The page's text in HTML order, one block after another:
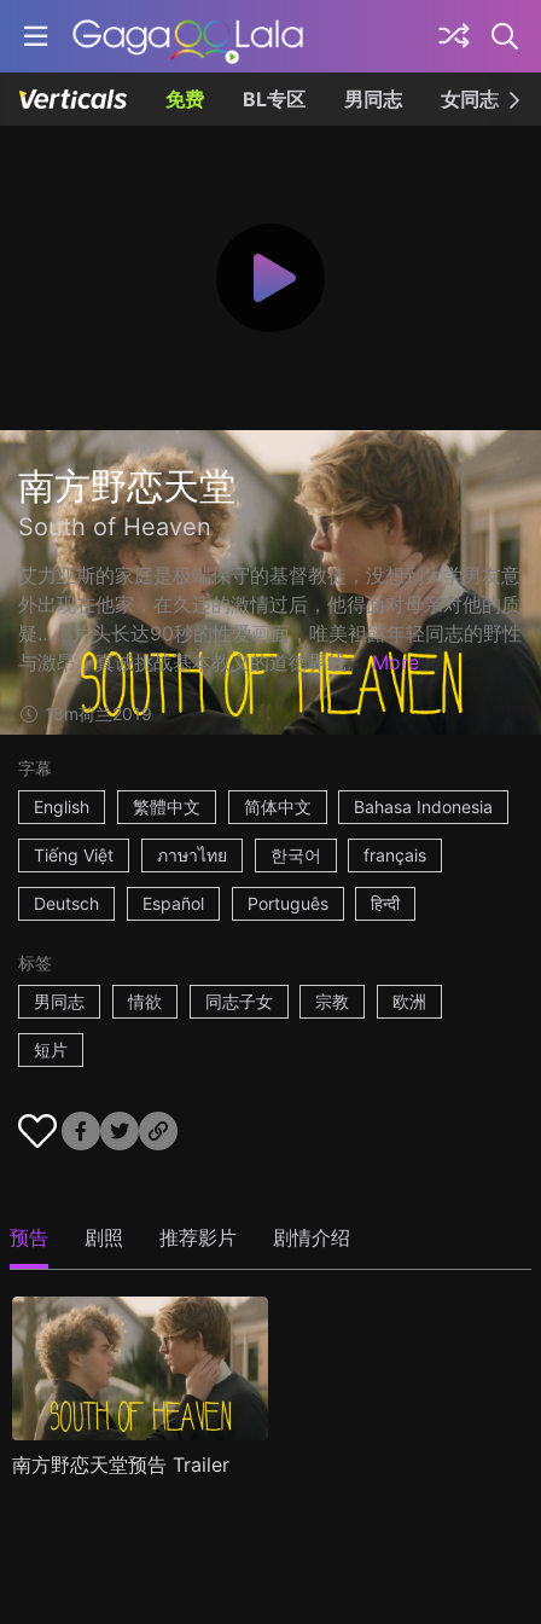
免费 BL专区 男同志 女同志
南方野恋天堂
South of Heaven
艾力亚斯的家庭是极端保守的基督教徒，没想到大学男友意
外出现在他家，在久违的激情过后，他得面对母亲对他的质
疑…。片头长达90秒的性爱画面，唯美袒露年轻同志的野性
与激昂，真诚挑战基本教义的道德界线。 More
18m荷兰2019
字幕
English
繁體中文 简体中文 Bahasa Indonesia
Tiếng Việt ภาษาไทย 한국어 français
Deutsch Español Português हिन्दी
标签
男同志
情欲 同志子女 宗教 欧洲
短片
预告 剧照 推荐影片 剧情介绍
南方野恋天堂预告 Trailer